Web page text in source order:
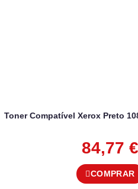
Toner Compatível Xerox Preto
84,77 €
COMPRAR